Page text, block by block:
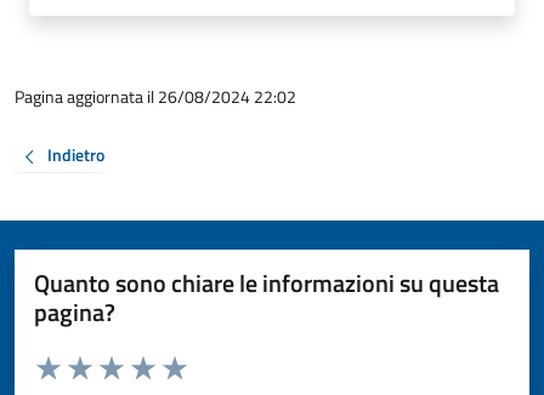
Pagina aggiornata il 26/08/2024 22:02
Indietro
Quanto sono chiare le informazioni su questa
pagina?
Valuta da 1 a 5 stelle la pagina